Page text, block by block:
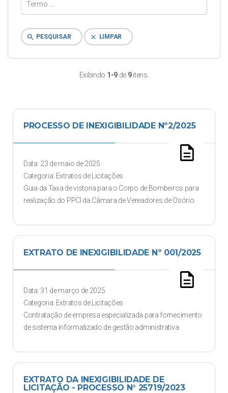
Exibindo 1-9 de 9itens.
description
PROCESSO DE INEXIGIBILIDADE Nº2/2025
Data: 23 de maio de 2025
Categoria: Extratos de Licitações
Guia da Taxa de vistoria para o Corpo de Bombeiros para
realização do PPCI da Câmara de Vereadores de Osório.
description
EXTRATO DE INEXIGIBILIDADE Nº 001/2025
Data: 31 de março de 2025
Categoria: Extratos de Licitações
Contratação de empresa especializada para fornecimento
de sistema informatizado de gestão administrativa
EXTRATO DA INEXIGIBILIDADE DE
LICITAÇÃO - PROCESSO N° 25719/2023
search PESQUISAR clear LIMPAR